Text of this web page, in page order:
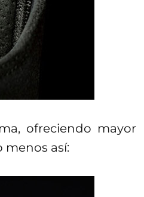
ofreciendo mayor
menos así: